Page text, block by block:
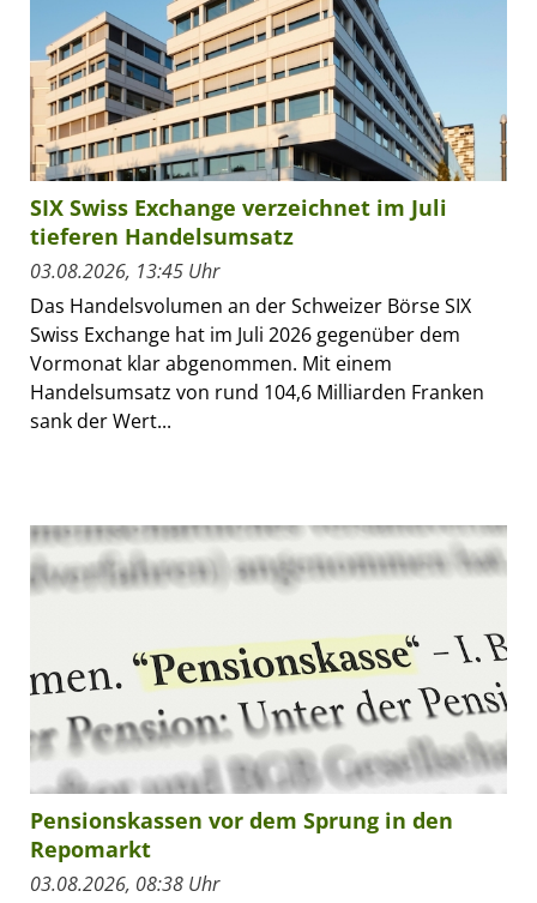
SIX Swiss Exchange verzeichnet im Juli
tieferen Handelsumsatz
03.08.2026, 13:45 Uhr
Das Handelsvolumen an der Schweizer Börse SIX
Swiss Exchange hat im Juli 2026 gegenüber dem
Vormonat klar abgenommen. Mit einem
Handelsumsatz von rund 104,6 Milliarden Franken
sank der Wert...
Pensionskassen vor dem Sprung in den
Repomarkt
03.08.2026, 08:38 Uhr